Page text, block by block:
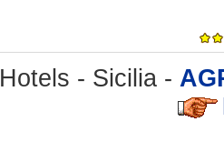
Hotels - Sicilia -